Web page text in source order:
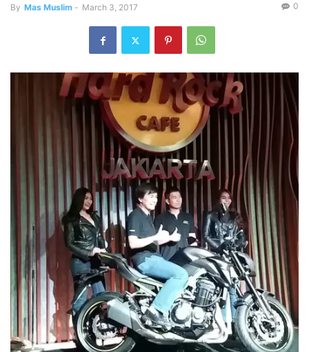
By Mas Muslim - March 3, 2017 0